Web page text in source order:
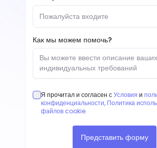
Как мы можем помочь?
Я прочитал и согласен с Условия и
конфиденциальности, Политика
файлов cookie.
Представить форму